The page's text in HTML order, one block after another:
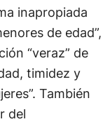
inapropiada
de edad”,
“veraz” de
timidez y
También
del